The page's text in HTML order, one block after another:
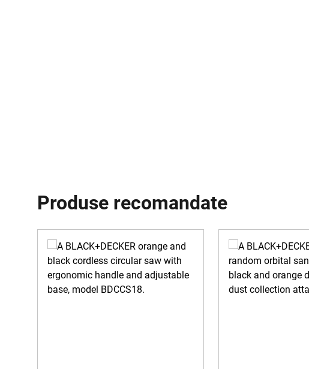
Produse recomandate